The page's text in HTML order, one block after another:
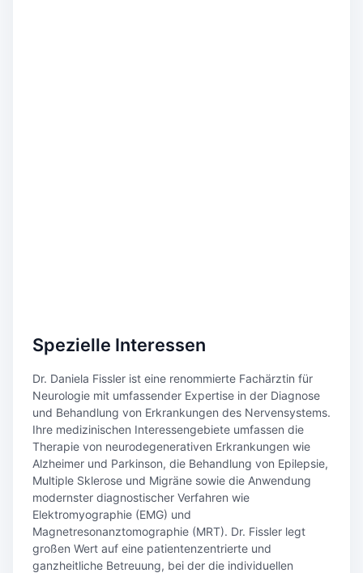
Spezielle Interessen
Dr. Daniela Fissler ist eine renommierte Fachärztin für
Neurologie mit umfassender Expertise in der Diagnose
und Behandlung von Erkrankungen des Nervensystems.
Ihre medizinischen Interessengebiete umfassen die
Therapie von neurodegenerativen Erkrankungen wie
Alzheimer und Parkinson, die Behandlung von Epilepsie,
Multiple Sklerose und Migräne sowie die Anwendung
modernster diagnostischer Verfahren wie
Elektromyographie (EMG) und
Magnetresonanztomographie (MRT). Dr. Fissler legt
großen Wert auf eine patientenzentrierte und
ganzheitliche Betreuung, bei der die individuellen